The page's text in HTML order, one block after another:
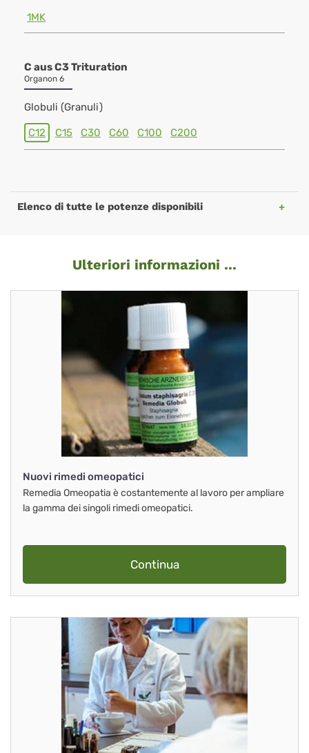
1MK
C aus C3 Trituration
Organon 6
Globuli (Granuli)
C12 C15 C30 C60 C100 C200
Elenco di tutte le potenze disponibili
Ulteriori informazioni ...
Nuovi rimedi omeopatici
Remedia Omeopatia è costantemente al lavoro per ampliare
la gamma dei singoli rimedi omeopatici.
Continua